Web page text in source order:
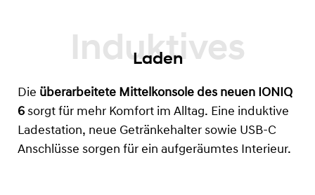
Laden
Die überarbeitete Mittelkonsole des neuen IONIQ
6 sorgt für mehr Komfort im Alltag. Eine induktive
Ladestation, neue Getränkehalter sowie USB-C
Anschlüsse sorgen für ein aufgeräumtes Interieur.